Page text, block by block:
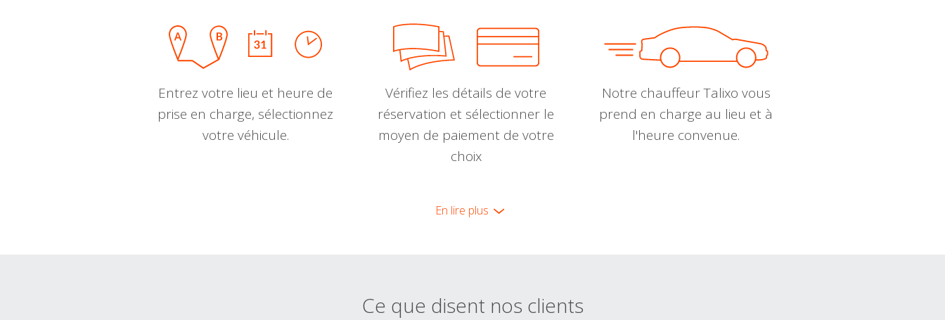
Entrez votre lieu et heure de
prise en charge, sélectionnez
votre véhicule.
Vérifiez les détails de votre
réservation et sélectionner le
moyen de paiement de votre
choix
Notre chauffeur Talixo vous
prend en charge au lieu et à
l'heure convenue.
En lire plus
Ce que disent nos clients